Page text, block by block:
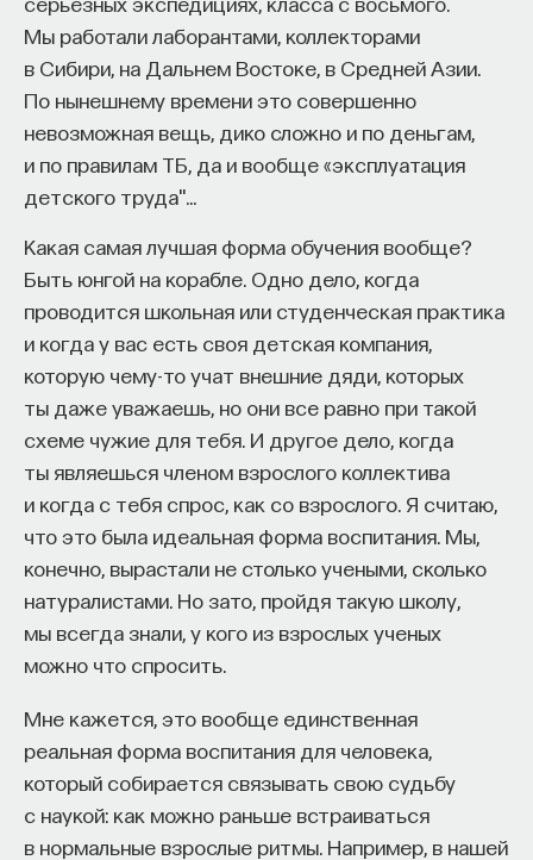
Мы работали лаборантами, коллекторами
в Сибири, на Дальнем Востоке, в Средней Азии.
По нынешнему времени это совершенно
невозможная вещь, дико сложно и по деньгам,
и по правилам ТБ, да и вообще «эксплуатация
детского труда"…
Какая самая лучшая форма обучения вообще?
Быть юнгой на корабле. Одно дело, когда
проводится школьная или студенческая практика
и когда у вас есть своя детская компания,
которую чему-то учат внешние дяди, которых
ты даже уважаешь, но они все равно при такой
схеме чужие для тебя. И другое дело, когда
ты являешься членом взрослого коллектива
и когда с тебя спрос, как со взрослого. Я считаю,
что это была идеальная форма воспитания. Мы,
конечно, вырастали не столько учеными, сколько
натуралистами. Но зато, пройдя такую школу,
мы всегда знали, у кого из взрослых ученых
можно что спросить.
Мне кажется, это вообще единственная
реальная форма воспитания для человека,
который собирается связывать свою судьбу
с наукой: как можно раньше встраиваться
в нормальные взрослые ритмы. Например, в нашей